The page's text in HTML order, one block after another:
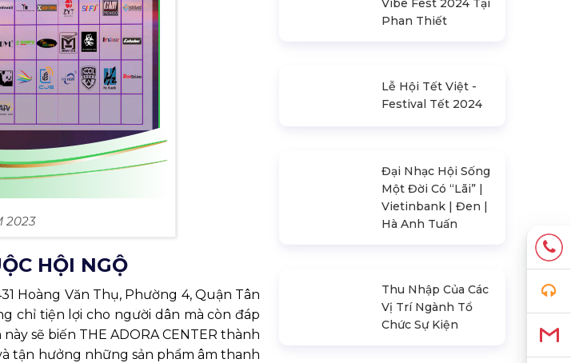
2023
HỘI NGỘ
Hoàng Văn Thụ, Phường 4, Quận Tân
chỉ tiện lợi cho người dân mà còn đáp
sẽ biến THE ADORA CENTER thành
tận hưởng những sản phẩm âm thanh
Phan Thiết
Festival Tết 2024
Một Đời Có “Lãi” |
Vietinbank | Đen |
Hà Anh Tuấn